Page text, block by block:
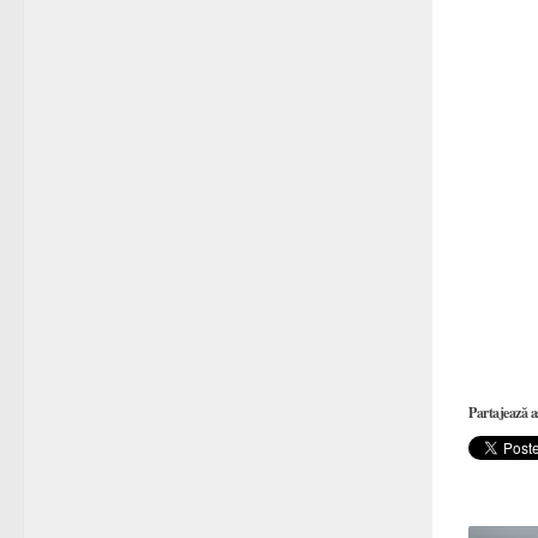
Partajează